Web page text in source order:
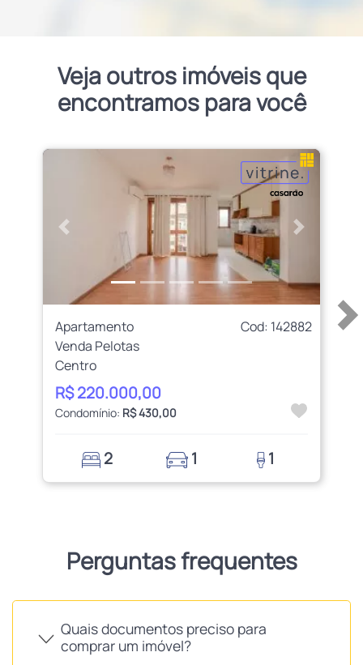
Veja outros imóveis que
encontramos para você
Anterior Próximo
Apartamento
Cod: 142882
Venda Pelotas
Centro
R$ 220.000,00
Condomínio: R$ 430,00
2 1 1
Perguntas frequentes
Quais documentos preciso para
comprar um imóvel?